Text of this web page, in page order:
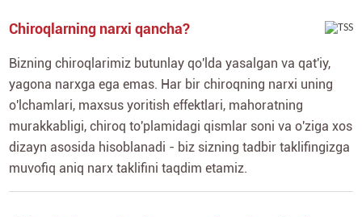
Chiroqlarning narxi qancha?
Bizning chiroqlarimiz butunlay qo'lda yasalgan va qat'iy,
yagona narxga ega emas. Har bir chiroqning narxi uning
o'lchamlari, maxsus yoritish effektlari, mahoratning
murakkabligi, chiroq to'plamidagi qismlar soni va o'ziga xos
dizayn asosida hisoblanadi - biz sizning tadbir taklifingizga
muvofiq aniq narx taklifini taqdim etamiz.